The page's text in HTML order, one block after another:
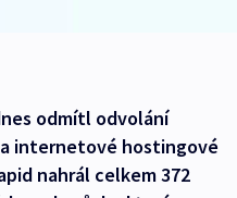
odmítl odvolání
internetové hostingové
nahrál celkem 372